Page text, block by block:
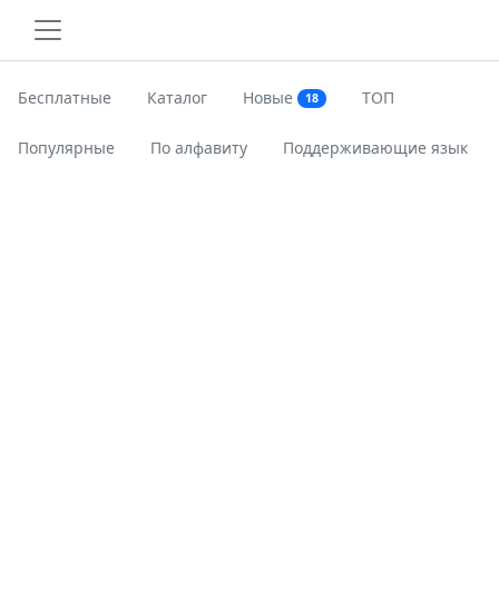
Бесплатные Каталог Новые 18 ТОП
Популярные По алфавиту Поддерживающие язык